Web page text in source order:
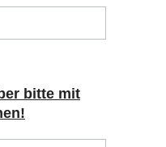
bitte mit